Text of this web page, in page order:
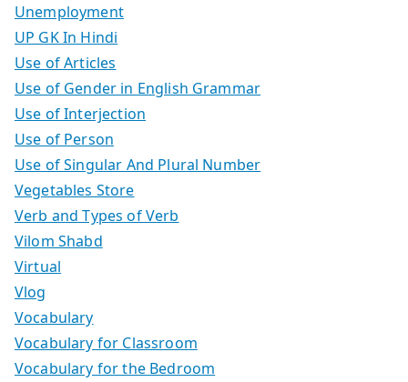
Unemployment
UP GK In Hindi
Use of Articles
Use of Gender in English Grammar
Use of Interjection
Use of Person
Use of Singular And Plural Number
Vegetables Store
Verb and Types of Verb
Vilom Shabd
Virtual
Vlog
Vocabulary
Vocabulary for Classroom
Vocabulary for the Bedroom